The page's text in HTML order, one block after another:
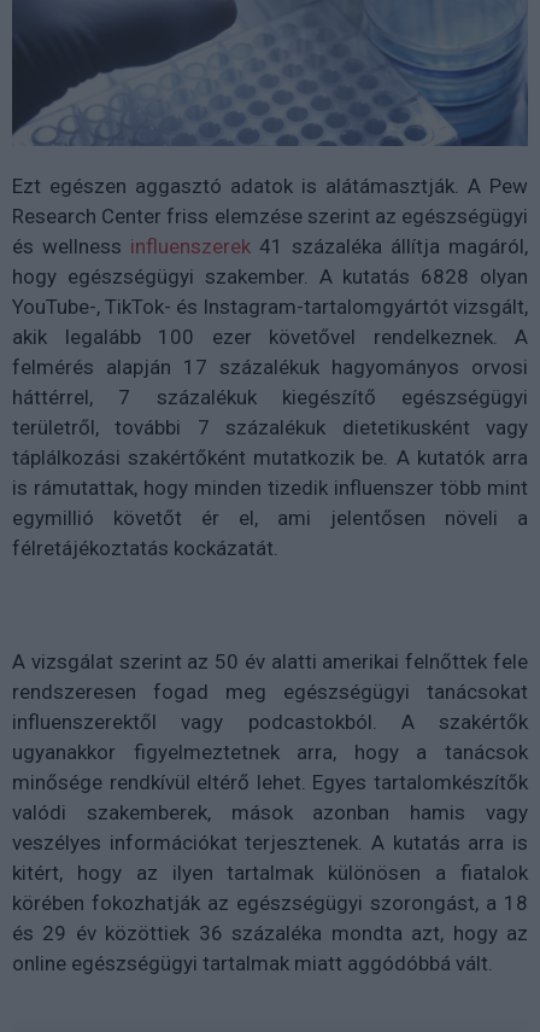
Ezt egészen aggasztó adatok is alátámasztják. A Pew
Research Center friss elemzése szerint az egészségügyi
és wellness influenszerek 41 százaléka állítja magáról,
hogy egészségügyi szakember. A kutatás 6828 olyan
YouTube-, TikTok- és Instagram-tartalomgyártót vizsgált,
akik legalább 100 ezer követővel rendelkeznek. A
felmérés alapján 17 százalékuk hagyományos orvosi
háttérrel, 7 százalékuk kiegészítő egészségügyi
területről, további 7 százalékuk dietetikusként vagy
táplálkozási szakértőként mutatkozik be. A kutatók arra
is rámutattak, hogy minden tizedik influenszer több mint
egymillió követőt ér el, ami jelentősen növeli a
félretájékoztatás kockázatát.
A vizsgálat szerint az 50 év alatti amerikai felnőttek fele
rendszeresen fogad meg egészségügyi tanácsokat
influenszerektől vagy podcastokból. A szakértők
ugyanakkor figyelmeztetnek arra, hogy a tanácsok
minősége rendkívül eltérő lehet. Egyes tartalomkészítők
valódi szakemberek, mások azonban hamis vagy
veszélyes információkat terjesztenek. A kutatás arra is
kitért, hogy az ilyen tartalmak különösen a fiatalok
körében fokozhatják az egészségügyi szorongást, a 18
és 29 év közöttiek 36 százaléka mondta azt, hogy az
online egészségügyi tartalmak miatt aggódóbbá vált.